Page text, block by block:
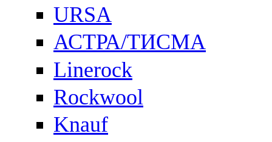
URSA
АСТРА/ТИСМА
Linerock
Rockwool
Knauf